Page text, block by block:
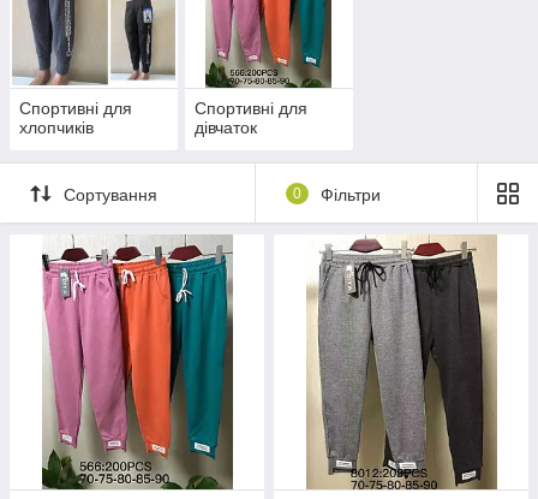
Тільки кращі вироби!
Величезний вибір різних моделей спортивних
штанів для дітей. Лояльна вартість — купуючи
партії оптом від5
одиниць товару, ви ніде не
знайдете вартості нижче. В асортименті
представлені штани для хлопчиків і для дівчаток
Спортивні для
хлопчиків
Спортивні для
дівчаток
Сортування 0 Фільтри